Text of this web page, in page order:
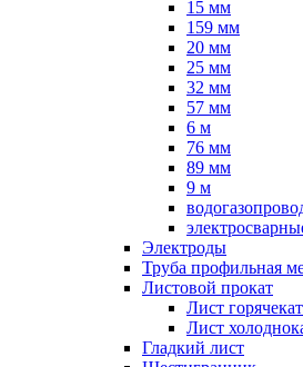
15 мм
159 мм
20 мм
25 мм
32 мм
57 мм
6 м
76 мм
89 мм
9 м
Электроды
Труба профильная
Листовой прокат
Лист
Лист
Гладкий лист